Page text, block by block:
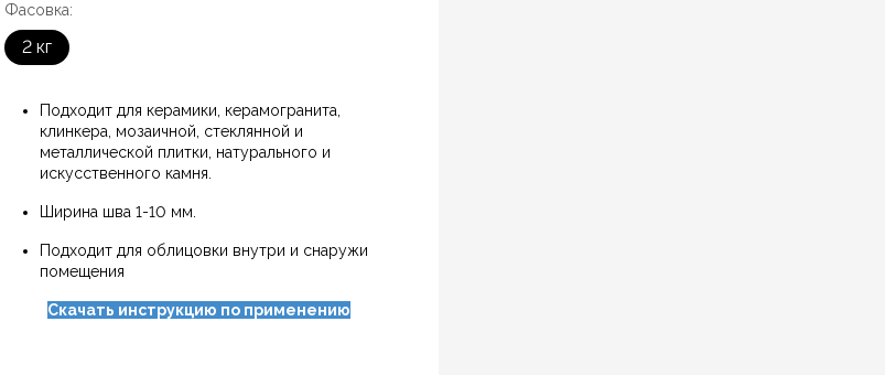
Фасовка:
2 кг
Подходит для керамики, керамогранита,
клинкера, мозаичной, стеклянной и
металлической плитки, натурального и
искусственного камня.
Ширина шва 1-10 мм.
Подходит для облицовки внутри и снаружи
помещения
Скачать инструкцию по применению